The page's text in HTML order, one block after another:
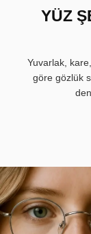
YÜZ
Yuvarlak,
göre gözlük